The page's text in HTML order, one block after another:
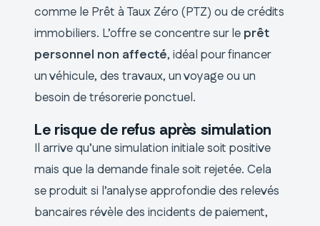
comme le Prêt à Taux Zéro (PTZ) ou de crédits
immobiliers. L’offre se concentre sur le prêt
personnel non affecté, idéal pour financer
un véhicule, des travaux, un voyage ou un
besoin de trésorerie ponctuel.
Le risque de refus après simulation
Il arrive qu’une simulation initiale soit positive
mais que la demande finale soit rejetée. Cela
se produit si l’analyse approfondie des relevés
bancaires révèle des incidents de paiement,